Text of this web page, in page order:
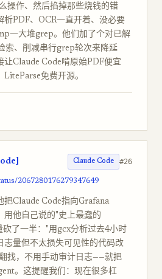
操作、然后掐掉那些烧钱的错
析PDF、OCR一直开着、没必要
一大堆grep。他们加了个对已解
索、削减串行grep轮次来降延
让Claude Code啃原始PDF便宜
免费开源。
Claude Code #26
2067280176279347649
把Claude Code指向Grafana
他自己说的"史上最蠢的
了一半："用gcx分析过去4小时
志量但不太损失可见性的代码改
找，不用手动审计日志——就把
。这提醒我们：现在很多杠